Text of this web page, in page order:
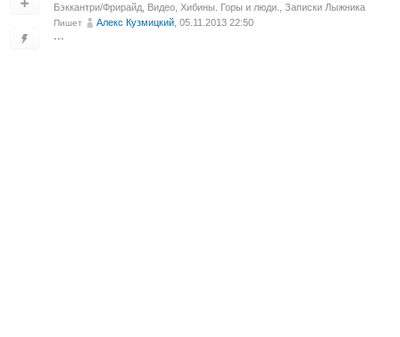
Бэккантри/Фрирайд Видео Хибины. Горы и люди. Записки Лыжника
Пишет Алекс Кузмицкий , 05.11.2013 22:50